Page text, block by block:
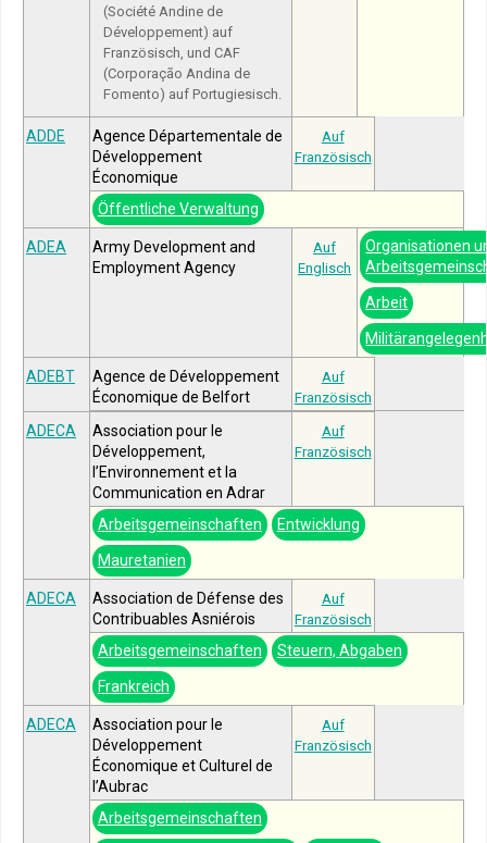
(Société Andine de
Développement) auf
Französisch, und CAF
(Corporação Andina de
Fomento) auf Portugiesisch.
ADDE
Agence Départementale de
Développement
Économique
Auf
Französisch
Öffentliche Verwaltung
ADEA
Army Development and
Employment Agency
Auf
Englisch
Organisationen
Arbeit
ADEBT
Agence de Développement
Économique de Belfort
Auf
Französisch
ADECA
Association pour le
Développement,
l’Environnement et la
Communication en Adrar
Auf
Französisch
Arbeitsgemeinschaften Entwicklung
Mauretanien
ADECA
Association de Défense des
Contribuables Asniérois
Auf
Französisch
Arbeitsgemeinschaften Steuern, Abgaben
Frankreich
ADECA
Association pour le
Développement
Économique et Culturel de
l’Aubrac
Auf
Französisch
Arbeitsgemeinschaften